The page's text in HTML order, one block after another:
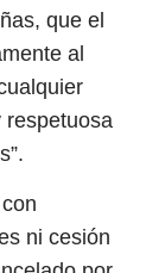
que el
al
ni cesión